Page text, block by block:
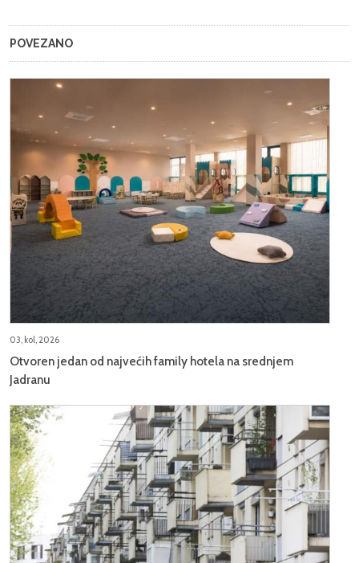
POVEZANO
03, kol, 2026
Otvoren jedan od najvećih family hotela na srednjem
Jadranu